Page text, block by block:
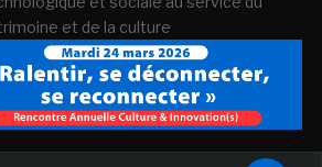
et de la culture